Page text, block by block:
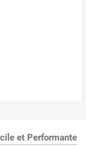
et Performante